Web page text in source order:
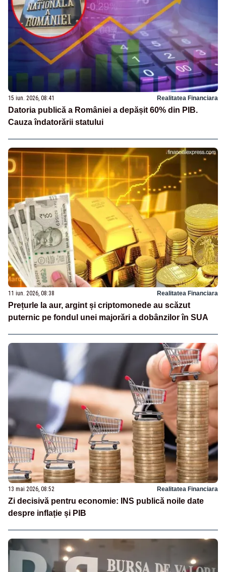
15 iun. 2026, 08:41 Realitatea Financiara
Datoria publică a României a depășit 60% din PIB.
Cauza îndatorării statului
11 iun. 2026, 08:38 Realitatea Financiara
Prețurle la aur, argint și criptomonede au scăzut
puternic pe fondul unei majorări a dobânzilor în SUA
13 mai 2026, 08:52 Realitatea Financiara
Zi decisivă pentru economie: INS publică noile date
despre inflație și PIB